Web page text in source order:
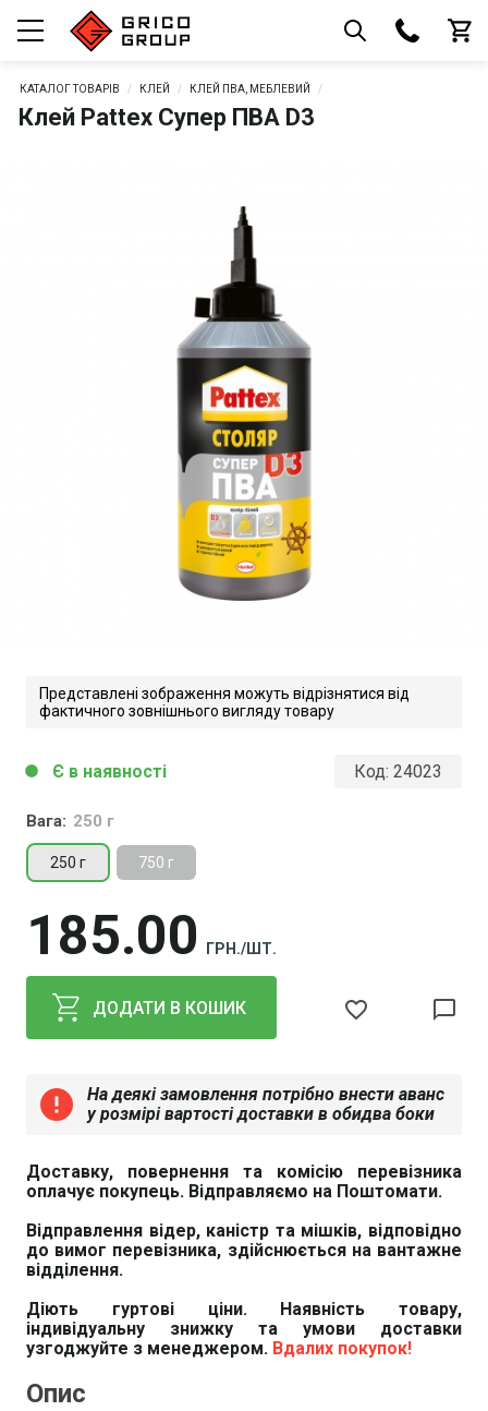
КАТАЛОГ ТОВАРІВ КЛЕЙ КЛЕЙ ПВА, МЕБЛЕВИЙ
Клей Pattex Супер ПВА D3
Представлені зображення можуть відрізнятися від
фактичного зовнішнього вигляду товару
Код: 24023
Вага: 250 г
250 г 750 г
185 00 ГРН./ШТ.
circle Є в наявності
ДОДАТИ В КОШИК favorite_border chat_bubble_outline
error
На деякі замовлення потрібно внести аванс
у розмірі вартості доставки в обидва боки
Доставку, повернення та комісію перевізника
оплачує покупець. Відправляємо на Поштомати.
Відправлення відер, каністр та мішків, відповідно
до вимог перевізника, здійснюється на вантажне
відділення.
Діють гуртові ціни. Наявність товару,
індивідуальну знижку та умови доставки
узгоджуйте з менеджером. Вдалих покупок!
Опис